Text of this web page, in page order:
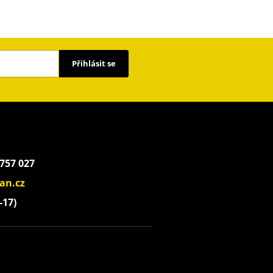
Přihlásit se
027
17)